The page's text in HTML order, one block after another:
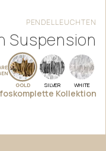
PENDELLEUCHTEN
Suspension
GOLD SILVER WHITE
komplette Kollektion